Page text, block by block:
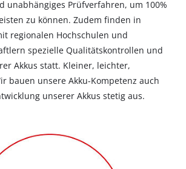
unabhängiges Prüfverfahren, um 100%
zu können. Zudem finden in
regionalen Hochschulen und
spezielle Qualitätskontrollen und
Akkus statt. Kleiner, leichter,
bauen unsere Akku-Kompetenz auch
unserer Akkus stetig aus.